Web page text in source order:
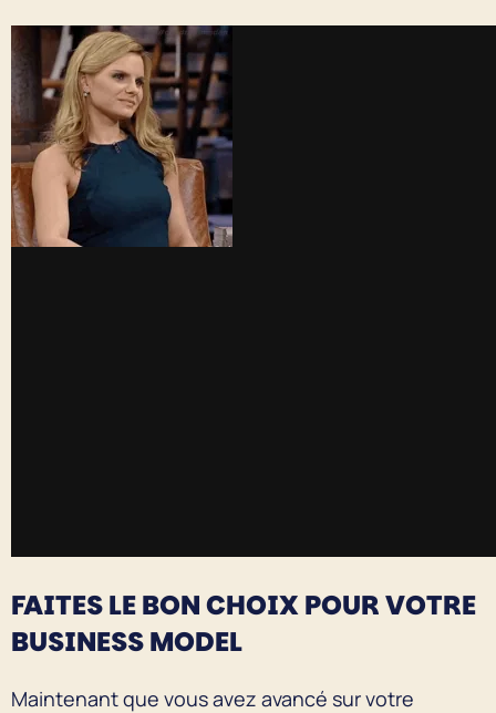
FAITES LE BON CHOIX POUR VOTRE
BUSINESS MODEL
Maintenant que vous avez avancé sur votre